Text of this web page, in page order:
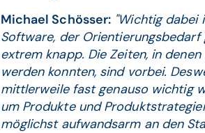
Michael Schösser: "Wichtig dabei
Software, der
extrem knapp. Die Zeiten, in
werden konnten, sind vorbei.
mittlerweile fast genauso wichtig
um Produkte und
möglichst aufwandsarm an den